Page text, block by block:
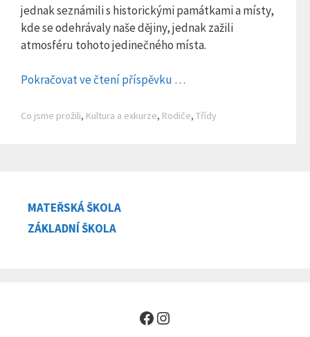
jednak seznámili s historickými památkami a místy,
kde se odehrávaly naše dějiny, jednak zažili
atmosféru tohoto jedinečného místa.
Pokračovat ve čtení příspěvku …
Rubriky
Co jsme prožili, Kultura a exkurze, Rodiče, Třídy
MATEŘSKÁ ŠKOLA
ZÁKLADNÍ ŠKOLA
Facebook
Instagram